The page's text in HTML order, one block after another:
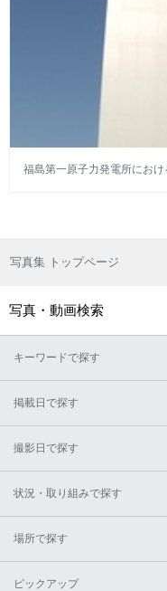
福島第一原子力発電所にお
写真集 トップページ
写真・動画検索
キーワードで探す
掲載日で探す
撮影日で探す
状況・取り組みで探す
場所で探す
ピックアップ